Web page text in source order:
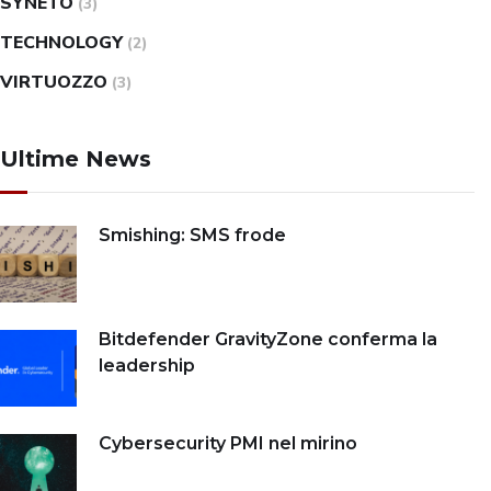
TECHNOLOGY (2)
VIRTUOZZO (3)
Ultime News
Smishing: SMS frode
Bitdefender GravityZone conferma la
leadership
Cybersecurity PMI nel mirino